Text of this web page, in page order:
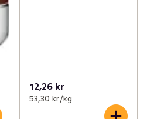
12,26 kr
53,30 kr /kg